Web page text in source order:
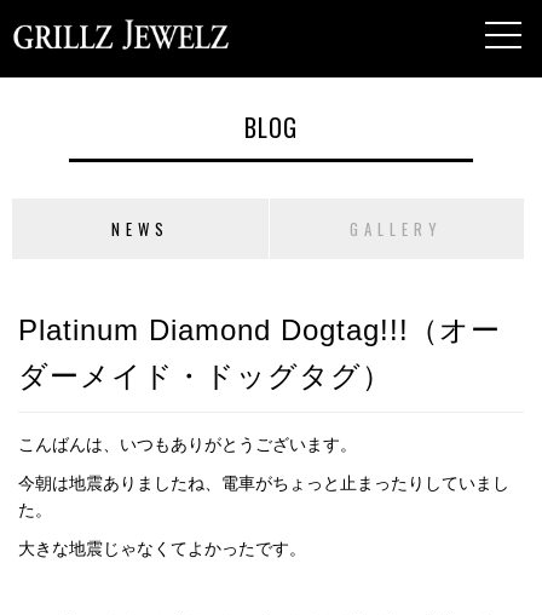
BLOG
NEWS GALLERY
Platinum Diamond Dogtag!!!（オー
ダーメイド・ドッグタグ）
こんばんは、いつもありがとうございます。
今朝は地震ありましたね、電車がちょっと止まったりしていまし
た。
大きな地震じゃなくてよかったです。